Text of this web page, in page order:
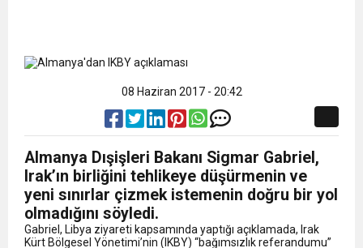
08 Haziran 2017 - 20:42
Almanya Dışişleri Bakanı Sigmar Gabriel,
Irak’ın birliğini tehlikeye düşürmenin ve
yeni sınırlar çizmek istemenin doğru bir yol
olmadığını söyledi.
Gabriel, Libya ziyareti kapsamında yaptığı açıklamada, Irak
Kürt Bölgesel Yönetimi’nin (IKBY) “bağımsızlık referandumu”